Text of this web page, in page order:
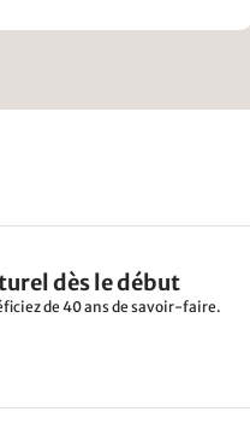
dès le début
de 40 ans de savoir-faire.